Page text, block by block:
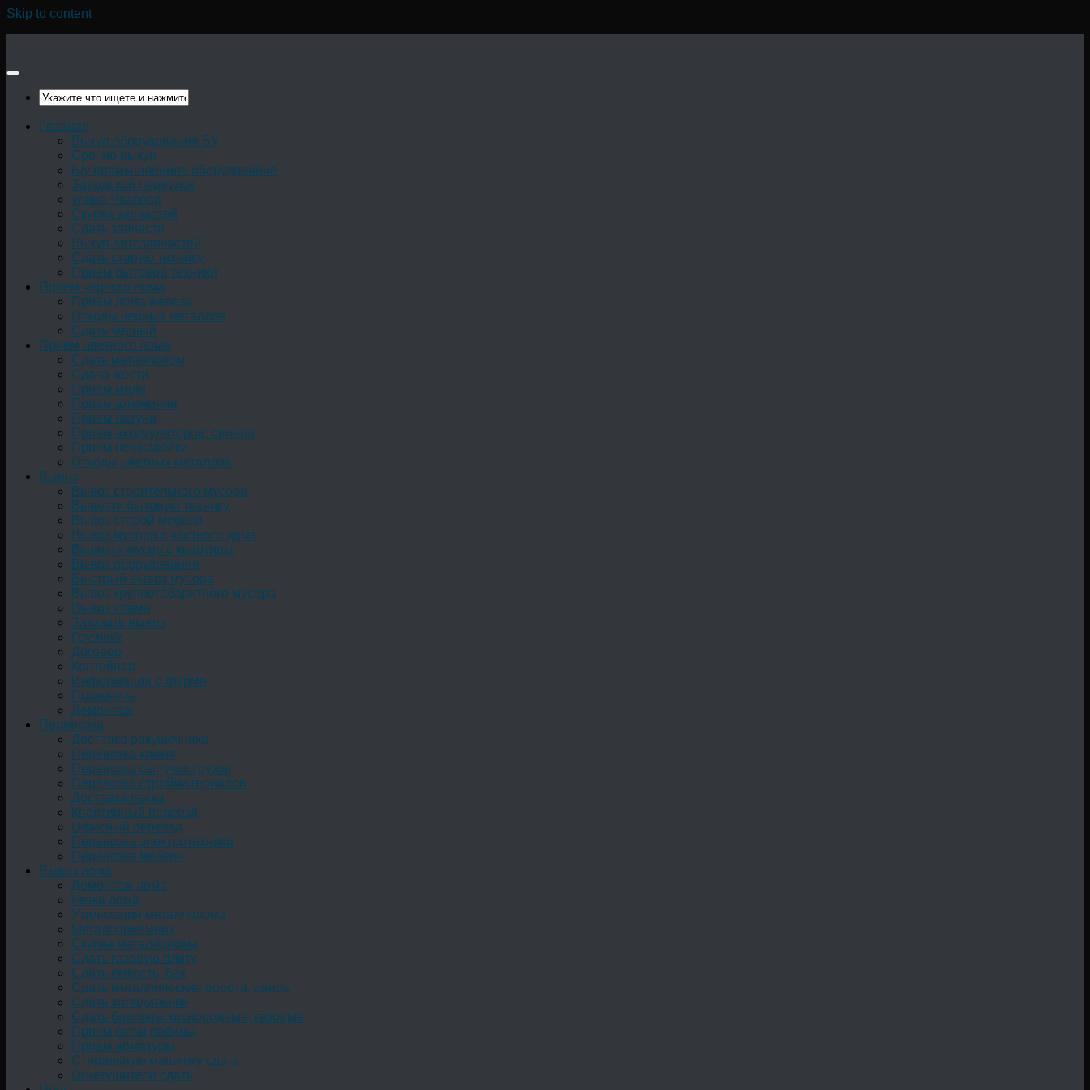
Skip to content
Главная
Выкуп оборудования БУ
Срочно выкуп
Б/у промышленное оборудование
Заводской переулок
улица Чкалова
Скупка запчастей
Сдать запчасти
Выкуп автозапчастей
Сдать старую технику
Прием бытовой техники
Прием черного лома
Приём лома железа
Отходы черных металлов
Сдать чёрный
Прием цветного лома
Сдать металлолом
Сдача жести
Прием меди
Прием алюминия
Прием латуни
Прием аккумуляторов, свинца
Прием нержавейки
Отходы цветных металлов
Вывоз
Вывоз строительного мусора
Вывезти бытовую технику
Вывоз старой мебели
Вывоз мусора с частного дома
Вывезти мусор с квартиры
Вывоз оборудования
Быстрый вывоз мусора
Вывоз крупногабаритного мусора
Вывоз хлама
Заказать вывоз
Грузчики
Договор
Контейнер
Информация о фирме
Позвонить
Демонтаж
Перевозка
Доставка ракушечника
Перевозка камня
Перевозка сыпучих грузов
Перевозка стройматериалов
Доставка песка
Квартирный переезд
Офисный переезд
Перевозка электротехники
Перевозка мебели
Вывоз лома
Демонтаж лома
Резка лома
Утилизация металлолома
Металоприемник
Скупка металлолома
Сдать газовую плиту
Сдать емкость, бак
Cдать металлические ворота, дверь
Сдать холодильник
Сдать баллоны кислородные, газовые
Прием сетки рабицы
Прием арматуры
Стиральную машинку сдать
Огнетушители сдать